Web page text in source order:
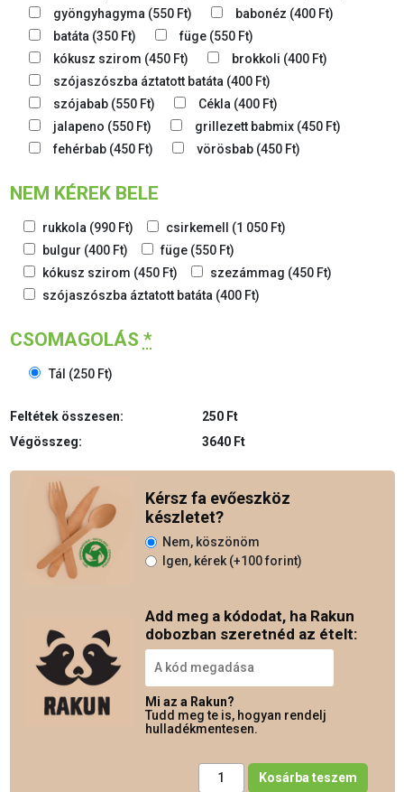
gyöngyhagyma (550 Ft) babonéz (400 Ft)
batáta (350 Ft) füge (550 Ft)
kókusz szirom (450 Ft) brokkoli (400 Ft)
szójaszószba áztatott batáta (400 Ft)
szójabab (550 Ft) Cékla (400 Ft)
jalapeno (550 Ft) grillezett babmix (450 Ft)
fehérbab (450 Ft) vörösbab (450 Ft)
NEM KÉREK BELE
rukkola (990 Ft) csirkemell (1 050 Ft)
bulgur (400 Ft) füge (550 Ft)
kókusz szirom (450 Ft) szezámmag (450 Ft)
szójaszószba áztatott batáta (400 Ft)
CSOMAGOLÁS *
Tál (250 Ft)
Feltétek összesen:
250 Ft
Végösszeg:
3640 Ft
Kérsz fa evőeszköz
készletet?
Nem, köszönöm
Igen, kérek (+100 forint)
Add meg a kódodat, ha Rakun
dobozban szeretnéd az ételt:
Mi az a Rakun?
Tudd meg te is, hogyan rendelj
hulladékmentesen.
Keela mennyiségKosárba teszem